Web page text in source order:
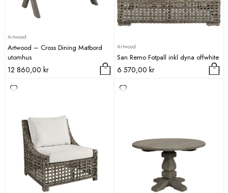
Artwood
Artwood – Cross Dining Matbord
utomhus
12 860,00 kr
Artwood
San Remo Fotpall inkl dyna offwhite
6 570,00 kr